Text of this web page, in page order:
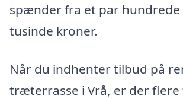
spænder fra et par
tusinde kroner.
Når du indhenter tilbud på
træterrasse i Vrå, er der